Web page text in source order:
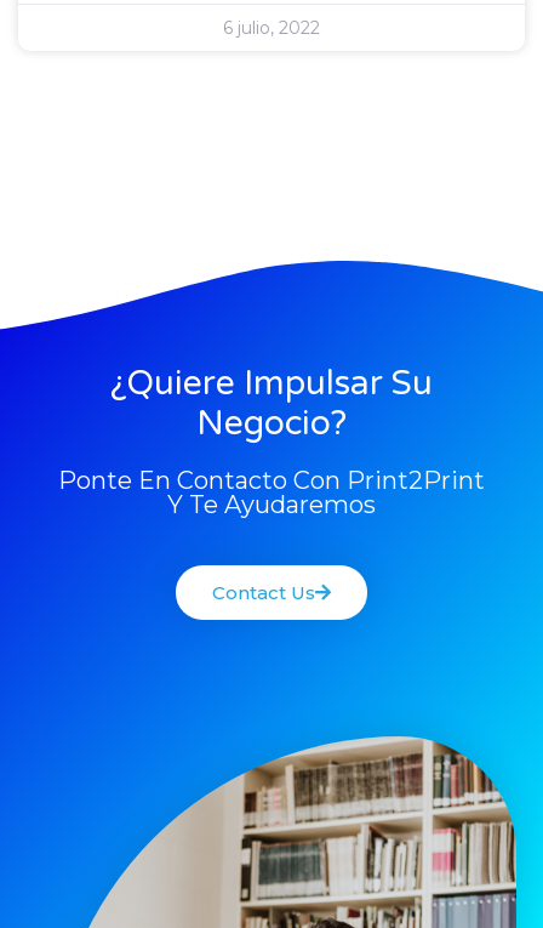
6 julio, 2022
¿Quiere Impulsar Su
Negocio?
Ponte En Contacto Con Print2Print
Y Te Ayudaremos
Contact Us